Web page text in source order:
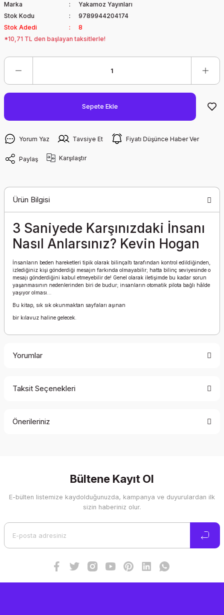
Marka
Yakamoz Yayınları
Stok Kodu
9789944204174
Stok Adedi
8
*10,71 TL den başlayan taksitlerle!
Sepete Ekle
Yorum Yaz Tavsiye Et Fiyatı Düşünce Haber Ver
Paylaş Karşılaştır
Ürün Bilgisi
3 Saniyede Karşınızdaki İnsanı
Nasıl Anlarsınız? Kevin Hogan
İnsanların beden hareketleri tipik olarak bilinçaltı tarafından kontrol edildiğinden,
izlediğiniz kişi gönderdiği mesajın farkında olmayabilir; hatta bilinç seviyesinde o
mesajı gönderdiğini kabul etmeyebilir de! Genel olarak iletişimde bu kadar sorun
yaşanmasının nedenlerinden biri de budur; insanların otomatik pilota bağlı hâlde
yaşıyor olması...
Bu kitap, sık sık okunmaktan sayfaları aşınan
bir kılavuz haline gelecek.
Yorumlar
Taksit Seçenekleri
Önerileriniz
Görüş ve önerileriniz için teşekkür ederiz.
Ürün resmi kalitesiz, bozuk veya görüntülenemiyor.
Bültene Kayıt Ol
E-bülten listemize kaydolduğunuzda, kampanya ve duyurulardan ilk
sizin haberiniz olur.